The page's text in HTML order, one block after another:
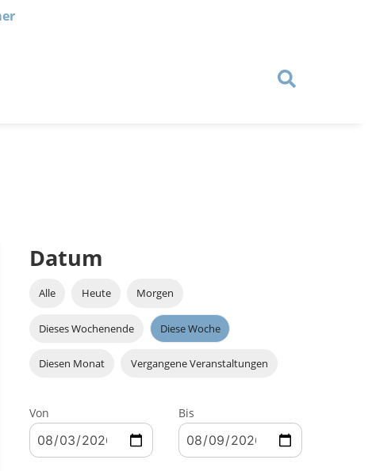
Datum
Alle Heute Morgen
Dieses Wochenende Diese Woche
Diesen Monat Vergangene Veranstaltungen
Von Bis